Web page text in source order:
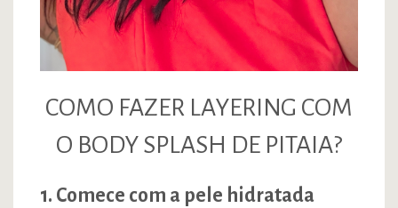
COMO FAZER LAYERING COM
O BODY SPLASH DE PITAIA?
1. Comece com a pele hidratada